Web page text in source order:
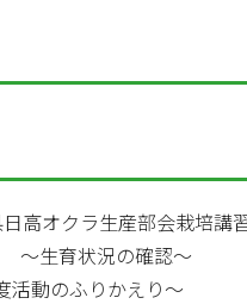
高オクラ生産部会栽培講
～生育状況の確認～
動のふりかえり～